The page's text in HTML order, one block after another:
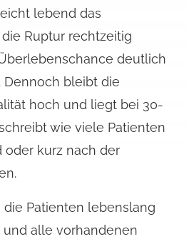
lebend das
Ruptur rechtzeitig
deutlich
Dennoch bleibt die
hoch und liegt bei 30-
wie viele Patienten
oder kurz nach der
Patienten lebenslang
alle vorhandenen